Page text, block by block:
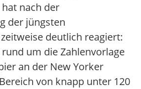
hat nach der
der jüngsten
deutlich reagiert:
um die Zahlenvorlage
an der New Yorker
von knapp unter 120